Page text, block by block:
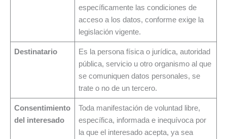
específicamente las condiciones de
acceso a los datos, conforme exige la
legislación vigente.
Destinatario
Es la persona física o jurídica, autoridad
pública, servicio u otro organismo al que
se comuniquen datos personales, se
trate o no de un tercero.
Consentimiento
del interesado
Toda manifestación de voluntad libre,
específica, informada e inequívoca por
la que el interesado acepta, ya sea